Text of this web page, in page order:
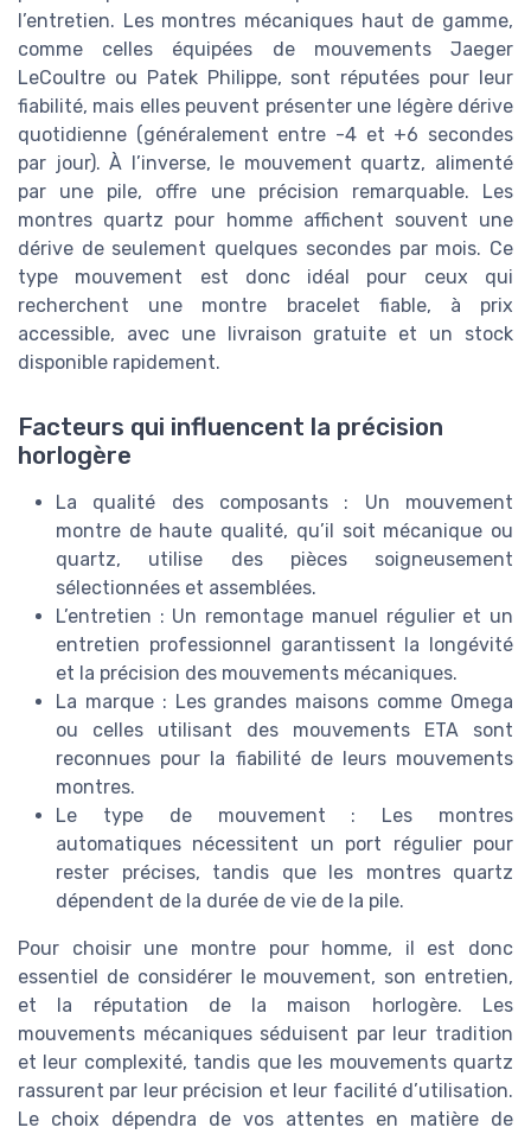
l’entretien. Les montres mécaniques haut de gamme,
comme celles équipées de mouvements Jaeger
LeCoultre ou Patek Philippe, sont réputées pour leur
fiabilité, mais elles peuvent présenter une légère dérive
quotidienne (généralement entre -4 et +6 secondes
par jour). À l’inverse, le mouvement quartz, alimenté
par une pile, offre une précision remarquable. Les
montres quartz pour homme affichent souvent une
dérive de seulement quelques secondes par mois. Ce
type mouvement est donc idéal pour ceux qui
recherchent une montre bracelet fiable, à prix
accessible, avec une livraison gratuite et un stock
disponible rapidement.
Facteurs qui influencent la précision
horlogère
La qualité des composants : Un mouvement
montre de haute qualité, qu’il soit mécanique ou
quartz, utilise des pièces soigneusement
sélectionnées et assemblées.
L’entretien : Un remontage manuel régulier et un
entretien professionnel garantissent la longévité
et la précision des mouvements mécaniques.
La marque : Les grandes maisons comme Omega
ou celles utilisant des mouvements ETA sont
reconnues pour la fiabilité de leurs mouvements
montres.
Le type de mouvement : Les montres
automatiques nécessitent un port régulier pour
rester précises, tandis que les montres quartz
dépendent de la durée de vie de la pile.
Pour choisir une montre pour homme, il est donc
essentiel de considérer le mouvement, son entretien,
et la réputation de la maison horlogère. Les
mouvements mécaniques séduisent par leur tradition
et leur complexité, tandis que les mouvements quartz
rassurent par leur précision et leur facilité d’utilisation.
Le choix dépendra de vos attentes en matière de